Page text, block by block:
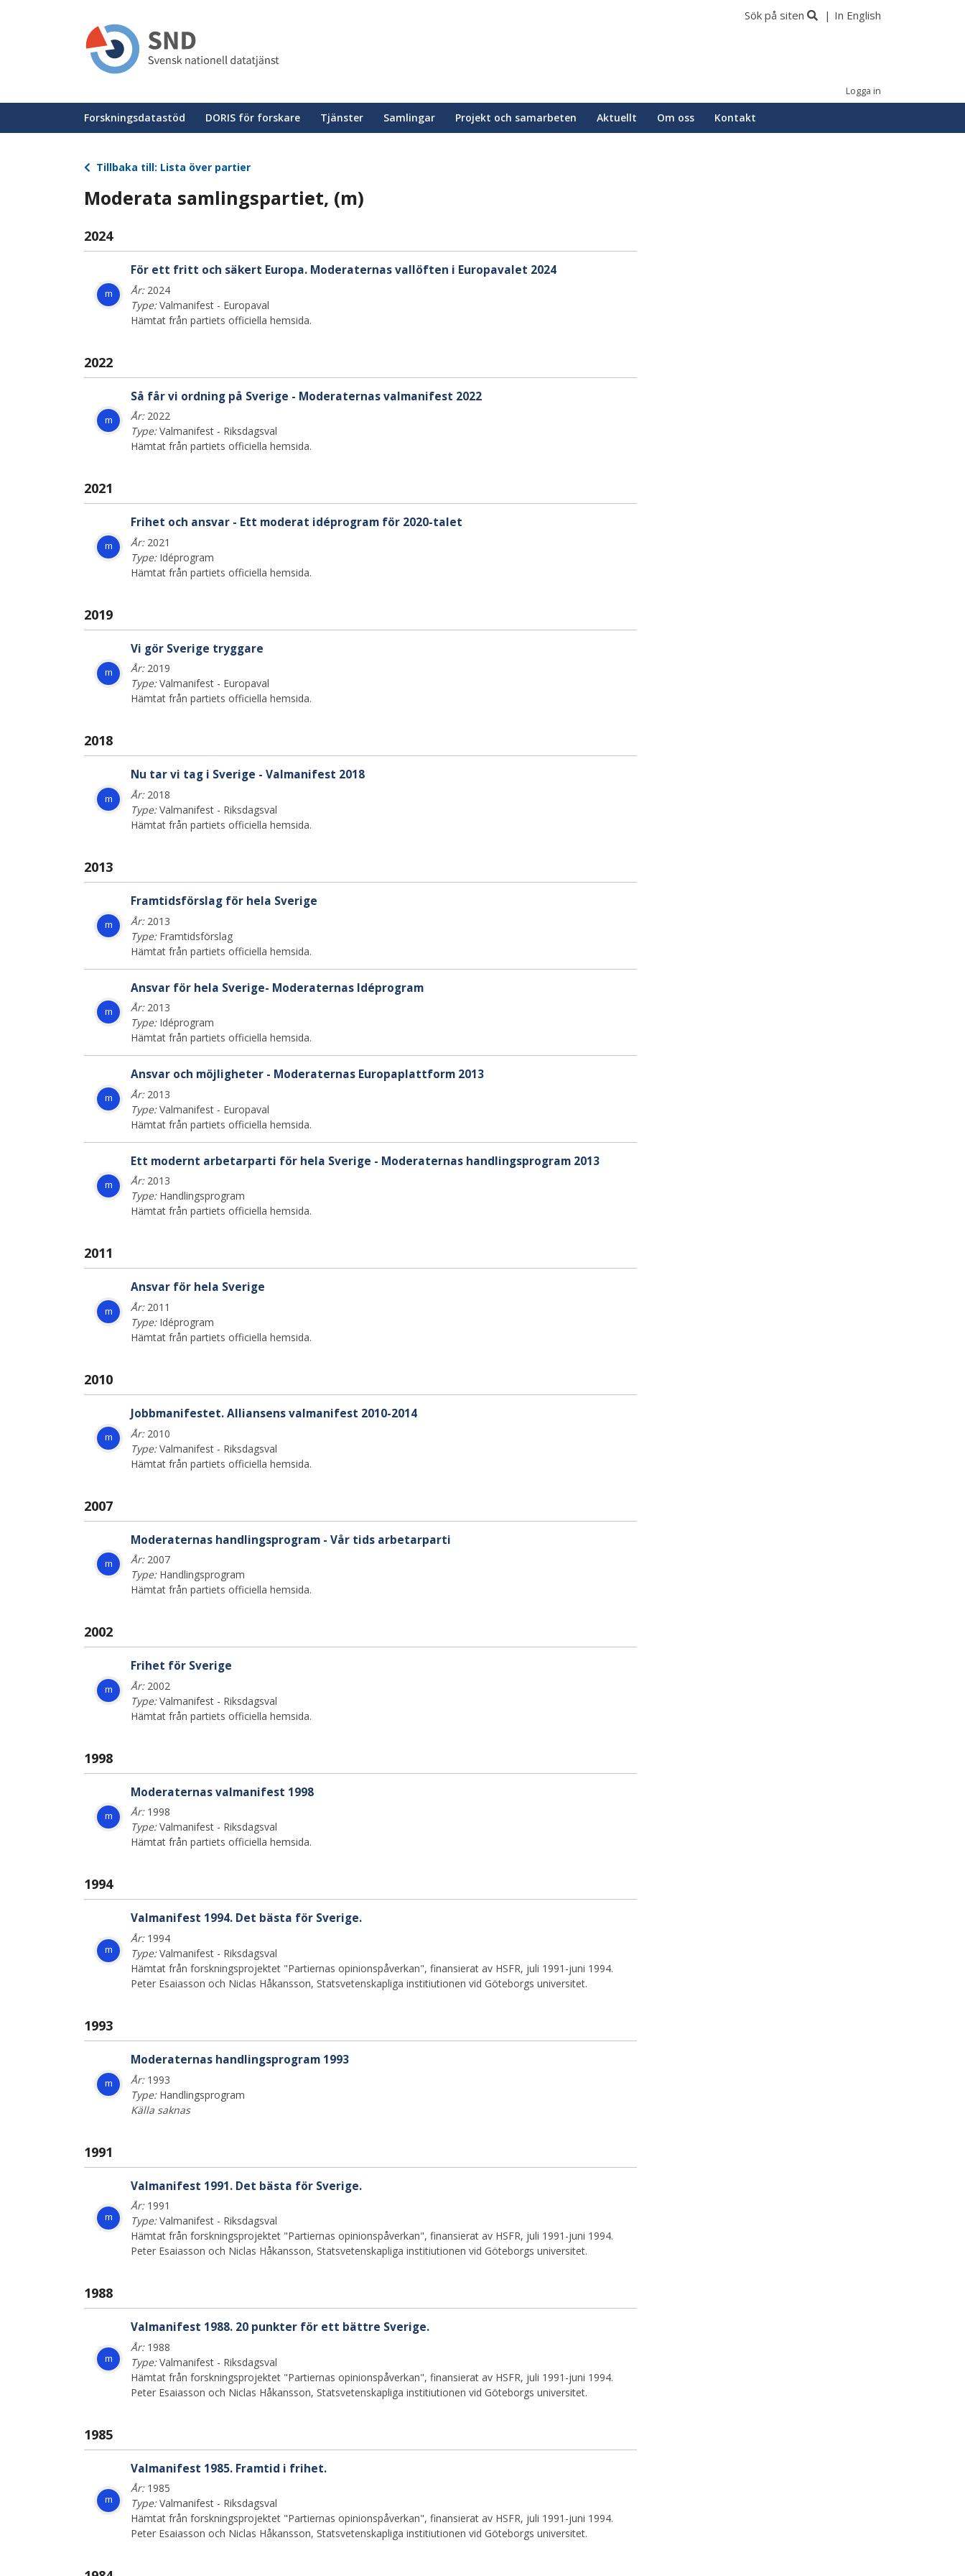
Sök på siten In English
Logga in
Huvudmeny
Forskningsdatastöd DORIS för forskare Tjänster Samlingar Projekt och samarbeten Aktuellt Om oss Kontakt
Tillbaka till: Lista över partier
Moderata samlingspartiet, (m)
2024
m
För ett fritt och säkert Europa. Moderaternas vallöften i Europavalet 2024
År:2024
Type:Valmanifest - Europaval
Hämtat från partiets officiella hemsida.
2022
m
Så får vi ordning på Sverige - Moderaternas valmanifest 2022
År:2022
Type:Valmanifest - Riksdagsval
Hämtat från partiets officiella hemsida.
2021
m
Frihet och ansvar - Ett moderat idéprogram för 2020-talet
År:2021
Type:Idéprogram
Hämtat från partiets officiella hemsida.
2019
m
Vi gör Sverige tryggare
År:2019
Type:Valmanifest - Europaval
Hämtat från partiets officiella hemsida.
2018
m
Nu tar vi tag i Sverige - Valmanifest 2018
År:2018
Type:Valmanifest - Riksdagsval
Hämtat från partiets officiella hemsida.
2013
m
Framtidsförslag för hela Sverige
År:2013
Type:Framtidsförslag
Hämtat från partiets officiella hemsida.
m
Ansvar för hela Sverige- Moderaternas Idéprogram
År:2013
Type:Idéprogram
Hämtat från partiets officiella hemsida.
m
Ansvar och möjligheter - Moderaternas Europaplattform 2013
År:2013
Type:Valmanifest - Europaval
Hämtat från partiets officiella hemsida.
m
Ett modernt arbetarparti för hela Sverige - Moderaternas handlingsprogram 2013
År:2013
Type:Handlingsprogram
Hämtat från partiets officiella hemsida.
2011
m
Ansvar för hela Sverige
År:2011
Type:Idéprogram
Hämtat från partiets officiella hemsida.
2010
m
Jobbmanifestet. Alliansens valmanifest 2010-2014
År:2010
Type:Valmanifest - Riksdagsval
Hämtat från partiets officiella hemsida.
2007
m
Moderaternas handlingsprogram - Vår tids arbetarparti
År:2007
Type:Handlingsprogram
Hämtat från partiets officiella hemsida.
2002
m
Frihet för Sverige
År:2002
Type:Valmanifest - Riksdagsval
Hämtat från partiets officiella hemsida.
1998
m
Moderaternas valmanifest 1998
År:1998
Type:Valmanifest - Riksdagsval
Hämtat från partiets officiella hemsida.
1994
m
Valmanifest 1994. Det bästa för Sverige.
År:1994
Type:Valmanifest - Riksdagsval
Hämtat från forskningsprojektet "Partiernas opinionspåverkan", finansierat av HSFR, juli 1991-juni 1994.
Peter Esaiasson och Niclas Håkansson, Statsvetenskapliga institiutionen vid Göteborgs universitet.
1993
m
Moderaternas handlingsprogram 1993
År:1993
Type:Handlingsprogram
Källa saknas
1991
m
Valmanifest 1991. Det bästa för Sverige.
År:1991
Type:Valmanifest - Riksdagsval
Hämtat från forskningsprojektet "Partiernas opinionspåverkan", finansierat av HSFR, juli 1991-juni 1994.
Peter Esaiasson och Niclas Håkansson, Statsvetenskapliga institiutionen vid Göteborgs universitet.
1988
m
Valmanifest 1988. 20 punkter för ett bättre Sverige.
År:1988
Type:Valmanifest - Riksdagsval
Hämtat från forskningsprojektet "Partiernas opinionspåverkan", finansierat av HSFR, juli 1991-juni 1994.
Peter Esaiasson och Niclas Håkansson, Statsvetenskapliga institiutionen vid Göteborgs universitet.
1985
m
Valmanifest 1985. Framtid i frihet.
År:1985
Type:Valmanifest - Riksdagsval
Hämtat från forskningsprojektet "Partiernas opinionspåverkan", finansierat av HSFR, juli 1991-juni 1994.
Peter Esaiasson och Niclas Håkansson, Statsvetenskapliga institiutionen vid Göteborgs universitet.